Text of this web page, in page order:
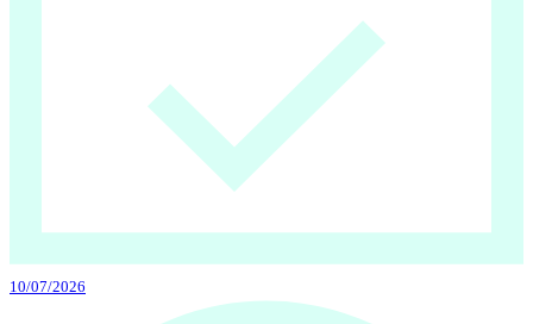
10/07/2026